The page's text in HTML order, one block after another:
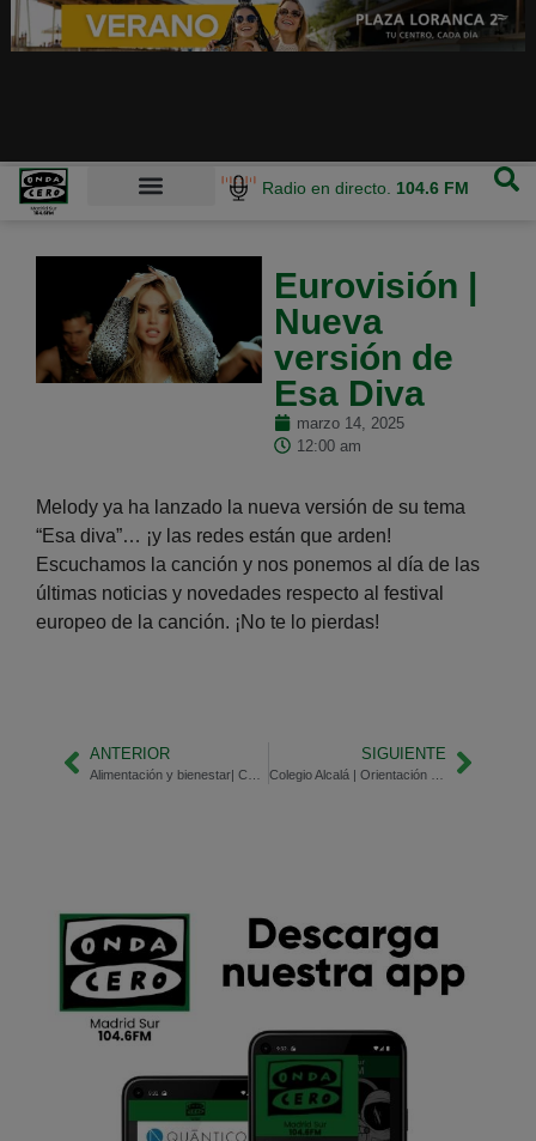
Radio en directo. 104.6 FM
Eurovisión |
Nueva
versión de
Esa Diva
marzo 14, 2025
12:00 am
Melody ya ha lanzado la nueva versión de su tema
“Esa diva”… ¡y las redes están que arden!
Escuchamos la canción y nos ponemos al día de las
últimas noticias y novedades respecto al festival
europeo de la canción. ¡No te lo pierdas!
ANTERIOR SIGUIENTE